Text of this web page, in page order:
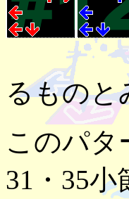
るものと
このパタ
31・35小